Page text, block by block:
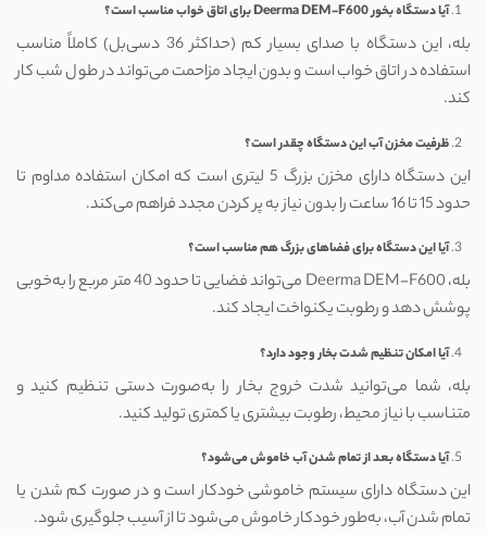
آیا دستگاه بخورDeerma DEM-F600 برای اتاق خواب مناسب است؟
بله، این دستگاه با صدای بسیار کم (حداکثر 36 دسی‌بل) کاملاً مناسب
استفاده در اتاق خواب است و بدون ایجاد مزاحمت می‌تواند در طول شب کار
کند.
ظرفیت مخزن آب این دستگاه چقدر است؟
این دستگاه دارای مخزن بزرگ 5 لیتری است که امکان استفاده مداوم تا
حدود 15 تا 16 ساعت را بدون نیاز به پر کردن مجدد فراهم می‌کند.
آیا این دستگاه برای فضاهای بزرگ هم مناسب است؟
بله، Deerma DEM-F600 می‌تواند فضایی تا حدود 40 متر مربع را به‌خوبی
پوشش دهد و رطوبت یکنواخت ایجاد کند.
آیا امکان تنظیم شدت بخار وجود دارد؟
بله، شما می‌توانید شدت خروج بخار را به‌صورت دستی تنظیم کنید و
متناسب با نیاز محیط، رطوبت بیشتری یا کمتری تولید کنید.
آیا دستگاه بعد از تمام شدن آب خاموش می‌شود؟
این دستگاه دارای سیستم خاموشی خودکار است و در صورت کم شدن یا
تمام شدن آب، به‌طور خودکار خاموش می‌شود تا از آسیب جلوگیری شود.